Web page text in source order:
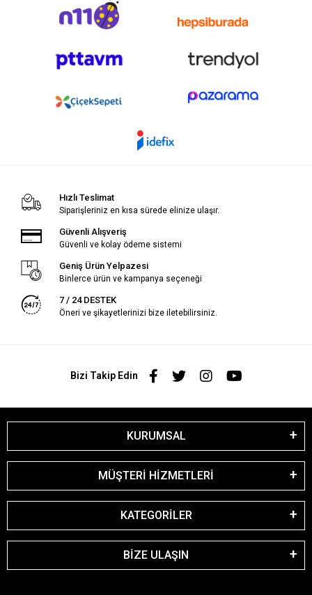
Hızlı Teslimat
Siparişleriniz en kısa sürede elinize ulaşır.
Güvenli Alışveriş
Güvenli ve kolay ödeme sistemi
Geniş Ürün Yelpazesi
Binlerce ürün ve kampanya seçeneği
7 / 24 DESTEK
Öneri ve şikayetlerinizi bize iletebilirsiniz.
Bizi Takip Edin
KURUMSAL
MÜŞTERİ HİZMETLERİ
KATEGORİLER
BİZE ULAŞIN